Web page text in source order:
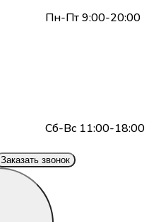
Пн-Пт 9:00-20:00
Сб-Вс 11:00-18:00
Заказать звонок